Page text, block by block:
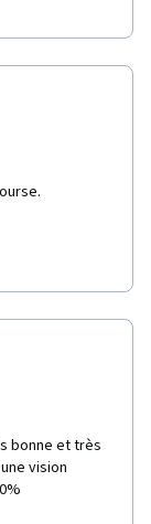
du Forum Le
la gouvernance
bonne et très
vision